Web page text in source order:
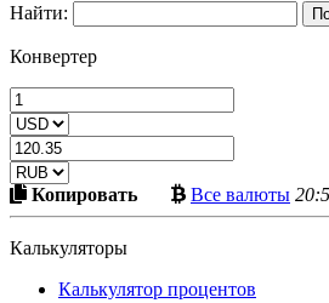
Найти:
Конвертер
КопироватьСкопировать
в
Все валюты
Калькуляторы
Калькулятор процентов